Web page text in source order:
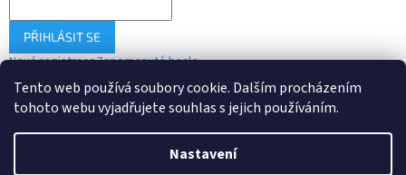
Tento web používá soubory cookie. Dalším procházením
tohoto webu vyjadřujete souhlas s jejich používáním.
Nastavení
PŘIHLÁSIT SE
Nová registraceZapomenuté heslo